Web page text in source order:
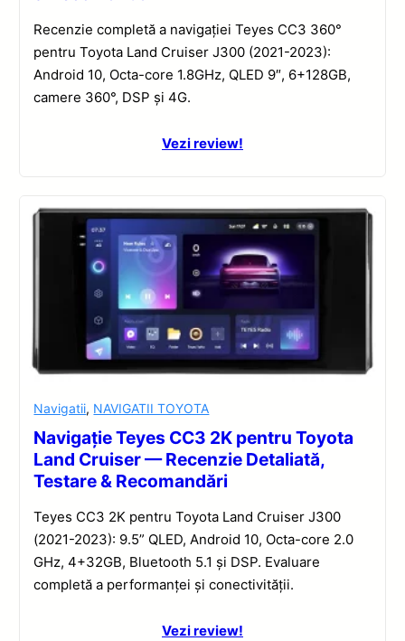
Recenzie completă a navigației Teyes CC3 360°
pentru Toyota Land Cruiser J300 (2021-2023):
Android 10, Octa-core 1.8GHz, QLED 9″, 6+128GB,
camere 360°, DSP și 4G.
Vezi review!
Navigatii, NAVIGATII TOYOTA
Navigație Teyes CC3 2K pentru Toyota
Land Cruiser — Recenzie Detaliată,
Testare & Recomandări
Teyes CC3 2K pentru Toyota Land Cruiser J300
(2021-2023): 9.5” QLED, Android 10, Octa-core 2.0
GHz, 4+32GB, Bluetooth 5.1 și DSP. Evaluare
completă a performanței și conectivității.
Vezi review!